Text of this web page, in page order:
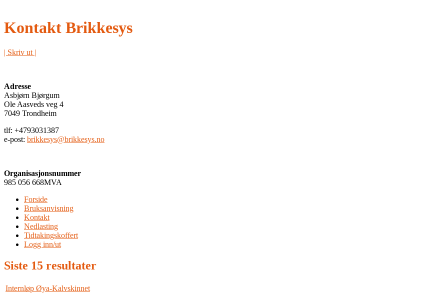
Kontakt Brikkesys
| Skriv ut |
Adresse
Asbjørn Bjørgum
Ole Aasveds veg 4
7049 Trondheim
tlf: +4793031387
e-post: brikkesys@brikkesys.no
Organisasjonsnummer
985 056 668MVA
Forside
Bruksanvisning
Kontakt
Nedlasting
Tidtakingskoffert
Logg inn/ut
Siste 15 resultater
Internløp Øya-Kalvskinnet